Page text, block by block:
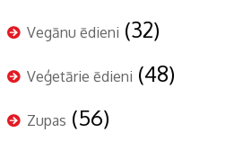
Vegānu ēdieni (32)
Veģetārie ēdieni (48)
Zupas (56)